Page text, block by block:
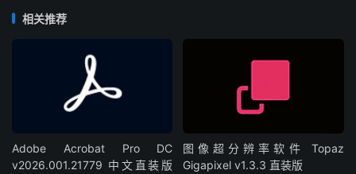
相关推荐
Adobe Acrobat Pro DC
v2026.001.21779 中文直装版
图像超分辨率软件 Topaz
Gigapixel v1.3.3 直装版